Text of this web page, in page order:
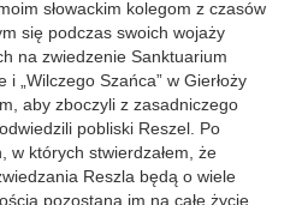
słowackim kolegom z czasów
się podczas swoich wojaży
na zwiedzenie Sanktuarium
„Wilczego Szańca” w Gierłoży
aby zboczyli z zasadniczego
pobliski Reszel. Po
w których stwierdzałem, że
Reszla będą o wiele
pozostaną im na całe życie